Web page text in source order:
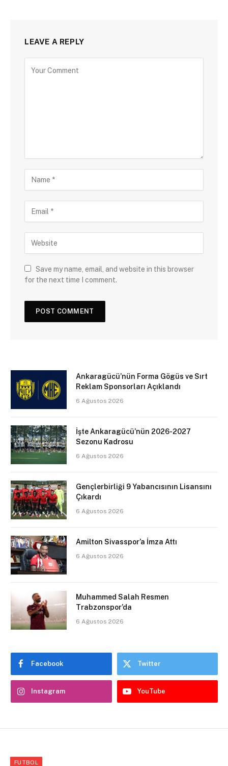
LEAVE A REPLY
Save my name, email, and website in this browser
for the next time I comment.
Ankaragücü’nün Forma Gögüs ve Sırt
Reklam Sponsorları Açıklandı
6 Ağustos 2026
İşte Ankaragücü’nün 2026-2027
Sezonu Kadrosu
6 Ağustos 2026
Gençlerbirliği 9 Yabancısının Lisansını
Çıkardı
6 Ağustos 2026
Amilton Sivasspor’a İmza Attı
6 Ağustos 2026
Muhammed Salah Resmen
Trabzonspor’da
6 Ağustos 2026
Facebook Twitter
Instagram YouTube
FUTBOL